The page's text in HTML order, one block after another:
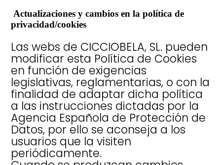
Actualizaciones y cambios en la política de
privacidad/cookies
Las webs de CICCIOBELA, SL. pueden
modificar esta Política de Cookies
en función de exigencias
legislativas, reglamentarias, o con la
finalidad de adaptar dicha política
a las instrucciones dictadas por la
Agencia Española de Protección de
Datos, por ello se aconseja a los
usuarios que la visiten
periódicamente.